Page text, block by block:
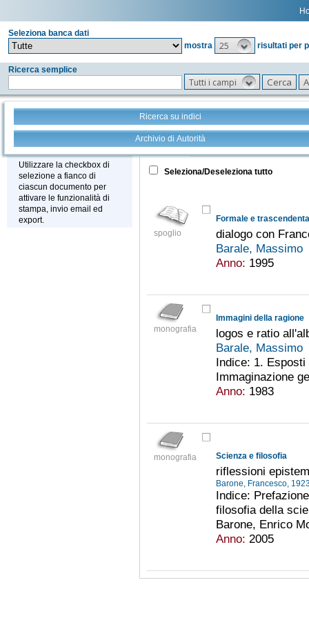
Seleziona banca dati
mostra
25 risultati per
Ricerca semplice
Tutti i campi
Ricerca su indici
Archivio di Autorità
Stampa - Email - Export
Utilizzare la checkbox di
selezione a fianco di
ciascun documento per
attivare le funzionalità di
stampa, invio email ed
export.
Tutto +
Seleziona/Deseleziona tutto
spoglio
Formale e
dialogo con
Barale, Massimo
Anno: 1995
monografia
Immagini della ragione
logos e ratio
Barale, Massimo
Indice: 1.
Immaginazione
Anno: 1983
monografia Scienza e filosofia
riflessioni
Barone, Francesco,
Indice:
filosofia della
Barone, Enrico
Anno: 2005